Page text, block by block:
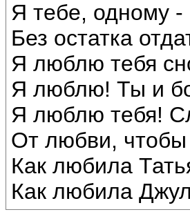
Я тебе, одному -
Без остатка
Я люблю тебя
Я люблю! Ты и
Я люблю тебя!
От любви, чтобы
Как любила
Как любила